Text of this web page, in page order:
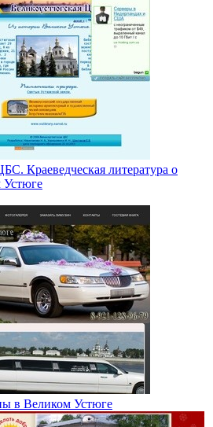
Краеведческая литература о
Устюге
в Великом Устюге